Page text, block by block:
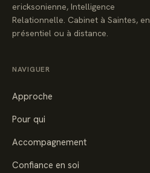
ericksonienne, Intelligence
Relationnelle. Cabinet à Saintes, en
présentiel ou à distance.
NAVIGUER
Approche
Pour qui
Accompagnement
Confiance en soi